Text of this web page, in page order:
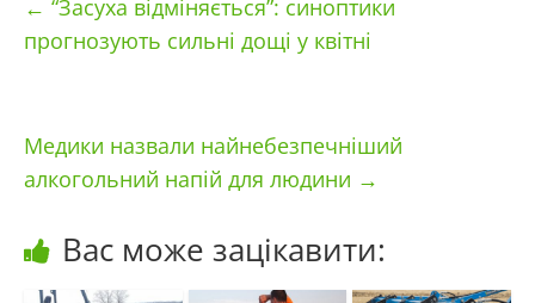
← “Засуха відміняється”: синоптики
прогнозують сильні дощі у квітні
Медики назвали найнебезпечніший
алкогольний напій для людини →
Вас може зацікавити: